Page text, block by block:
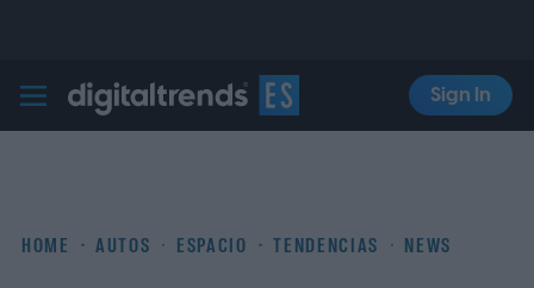
Digital Trends Español
Sign In
HOME AUTOS ESPACIO TENDENCIAS NEWS